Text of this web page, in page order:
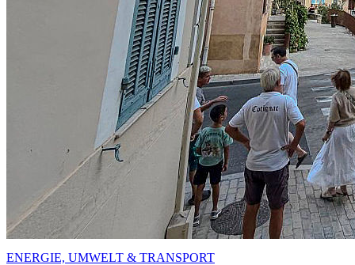
ENERGIE, UMWELT & TRANSPORT